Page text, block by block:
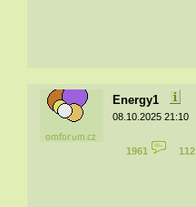
Energy1
08.10.2025 21:10
1961 112